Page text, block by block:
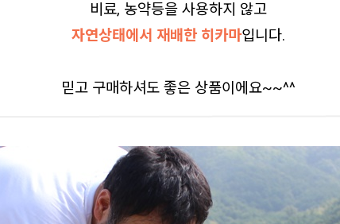
비료, 농약등을 사용하지 않고
자연상태에서 재배한 히카마입니다.
믿고 구매하셔도 좋은 상품이에요~~^^